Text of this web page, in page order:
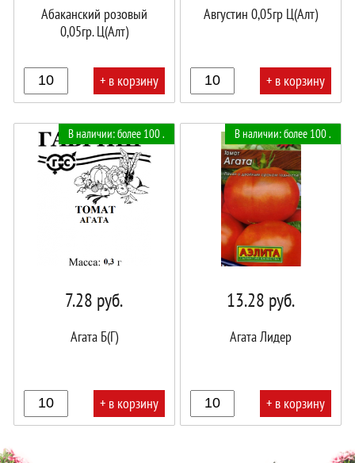
Абаканский розовый
0,05гр. Ц(Алт)
+ в корзину
корзине!
Августин 0,05гр Ц(Алт)
+ в корзину
В наличии: более 100 .
7.28 руб.
Агата Б(Г)
+ в корзину
В наличии: более 100 .
13.28 руб.
Агата Лидер
+ в корзину